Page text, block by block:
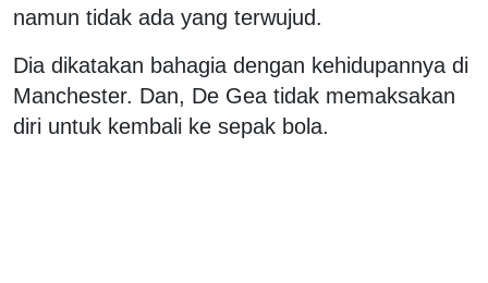
namun tidak ada yang terwujud.
Dia dikatakan bahagia dengan kehidupannya di
Manchester. Dan, De Gea tidak memaksakan
diri untuk kembali ke sepak bola.